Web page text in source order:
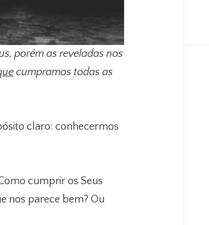
porém as reveladas nos
cumpramos todas as
claro: conhecermos
cumprir os Seus
nos parece bem? Ou